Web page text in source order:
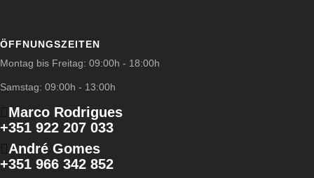
ÖFFNUNGSZEITEN
Montag bis Freitag: 09:00h - 18:00h
Samstag: 09:00h - 13:00h
Marco Rodrigues
+351 922 207 033
André Gomes
+351 966 342 852